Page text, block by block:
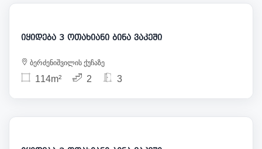
300 000
იყიდება 3 ოთახიანი ბინა ვაკეში
ბერძენიშვილის ქუჩაზე
114m² 2 3
276 000